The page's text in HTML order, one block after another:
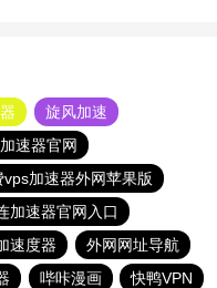
旋风加速
速器官网
vps加速器外网苹果版
加速器官网入口
速度器
外网网址导航
哔咔漫画
快鸭VPN